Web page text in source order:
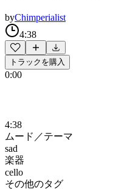
byChimperialist
4:38
トラックを購入
0:00
4:38
ムード／テーマ
sad
楽器
cello
その他のタグ